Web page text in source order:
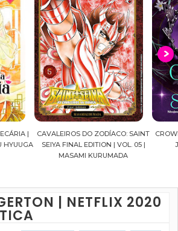
|
HYUUGA
CAVALEIROS DO ZODÍACO: SAINT
SEIYA FINAL EDITION | VOL. 05 |
MASAMI KURUMADA
| NETFLIX 2020